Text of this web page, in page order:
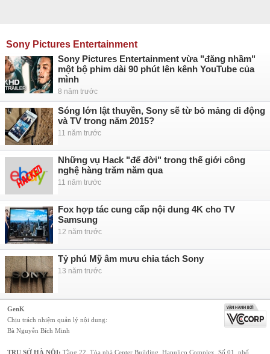
Sony Pictures Entertainment
Sony Pictures Entertainment vừa "đăng nhầm"
một bộ phim dài 90 phút lên kênh YouTube của
mình
8 năm trước
Sóng lớn lật thuyền, Sony sẽ từ bỏ mảng di động
và TV trong năm 2015?
11 năm trước
Những vụ Hack "để đời" trong thế giới công
nghệ hàng trăm năm qua
11 năm trước
Fox hợp tác cung cấp nội dung 4K cho TV
Samsung
12 năm trước
Tỷ phú Mỹ âm mưu chia tách Sony
13 năm trước
GenK
Chịu trách nhiệm quản lý nội dung:
Bà Nguyễn Bích Minh
TRỤ SỞ HÀ NỘI: Tầng 22, Tòa nhà Center Building, Hapulico Complex, Số 01, phố